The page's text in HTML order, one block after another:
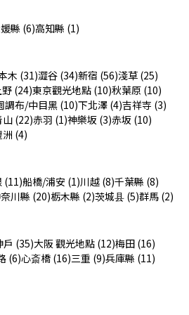
縣 (6)高知縣 (1)
木 (31)澀谷 (34)新宿 (56)淺草 (25)
野 (24)東京觀光地點 (10)秋葉原 (10)
調布/中目黑 (10)下北澤 (4)吉祥寺 (3)
(22)赤羽 (1)神樂坂 (3)赤坂 (10)
(4)
(11)船橋/浦安 (1)川越 (8)千葉縣 (8)
川縣 (20)栃木縣 (2)茨城县 (5)群馬 (2)
戶 (35)大阪 觀光地點 (12)梅田 (16)
(6)心斎橋 (16)三重 (9)兵庫縣 (11)